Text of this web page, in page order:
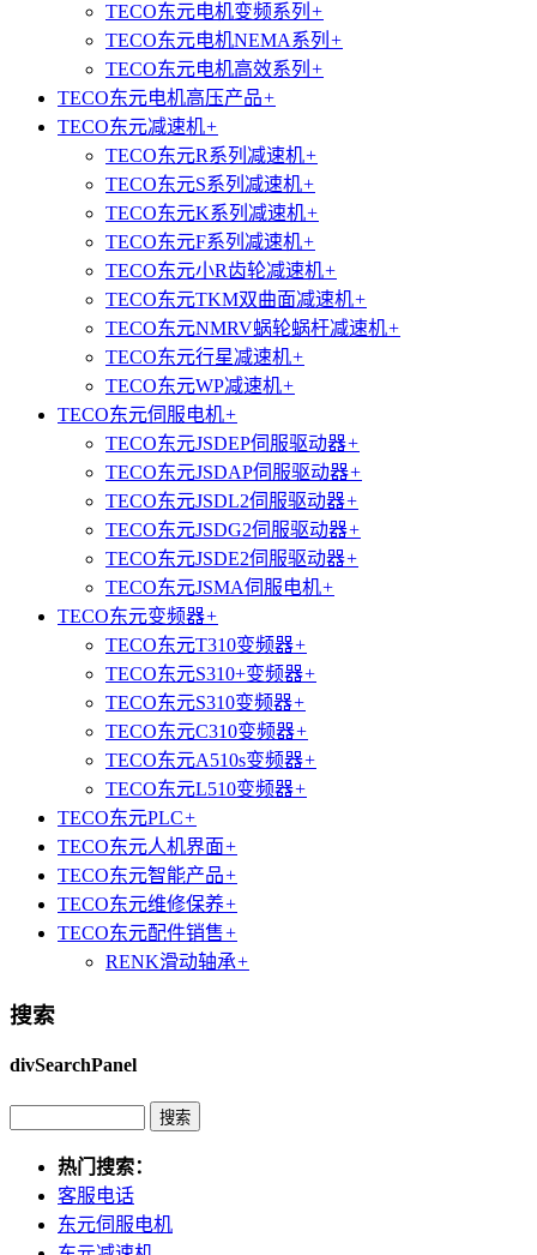
TECO东元电机变频系列 +
TECO东元电机NEMA系列 +
TECO东元电机高效系列 +
TECO东元电机高压产品+
TECO东元减速机+
TECO东元R系列减速机+
TECO东元S系列减速机+
TECO东元K系列减速机+
TECO东元F系列减速机+
TECO东元小R齿轮减速机+
TECO东元TKM双曲面减速机+
TECO东元NMRV蜗轮蜗杆减速机+
TECO东元行星减速机+
TECO东元WP减速机+
TECO东元伺服电机+
TECO东元JSDEP伺服驱动器+
TECO东元JSDAP伺服驱动器+
TECO东元JSDL2伺服驱动器+
TECO东元JSDG2伺服驱动器+
TECO东元JSDE2伺服驱动器+
TECO东元JSMA伺服电机+
TECO东元变频器+
TECO东元T310变频器+
TECO东元S310+变频器+
TECO东元S310变频器+
TECO东元C310变频器+
TECO东元A510s变频器+
TECO东元L510变频器+
TECO东元PLC+
TECO东元人机界面+
TECO东元智能产品+
TECO东元维修保养+
TECO东元配件销售+
RENK滑动轴承+
搜索
divSearchPanel
热门搜索：
客服电话
东元伺服电机